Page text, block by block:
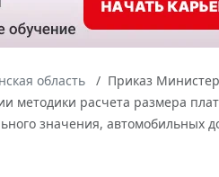
область
Приказ
методики расчета размера
значения, автомобильных